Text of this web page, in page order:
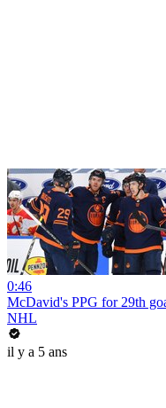
0:46
McDavid's PPG for 29th
NHL
il y a 5 ans